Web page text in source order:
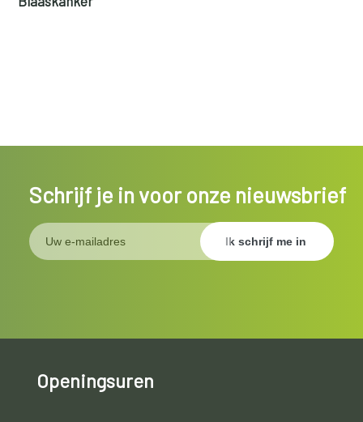
Schrijf je in voor onze nieuwsbrief
Openingsuren